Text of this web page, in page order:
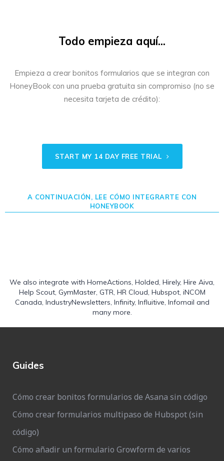
Todo empieza aquí...
Empieza a crear bonitos formularios que se integran con
HoneyBook con una prueba gratuita sin compromiso (no se
necesita tarjeta de crédito):
START MY 14 DAY FREE TRIAL
A CONTINUACIÓN, LEE CÓMO INTEGRARTE CON
HONEYBOOK
We also integrate with HomeActions, Holded, Hirely, Hire Aiva,
Help Scout, GymMaster, GTR, HR Cloud, Hubspot, iNCOM
Canada, IndustryNewsletters, Infinity, Influitive, Infomail and
many more.
Guides
Cómo crear bonitos formularios de Asana sin código
Cómo crear formularios multipaso de Hubspot (sin
código)
Cómo añadir un formulario Growform de varios